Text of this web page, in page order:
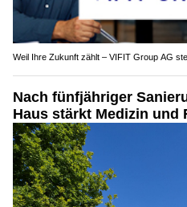
Weil Ihre Zukunft zählt – VIFIT Group AG
Nach fünfjähriger
Haus stärkt Medizin und